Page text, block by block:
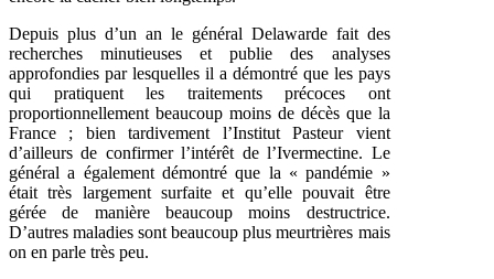
Depuis plus d’un an le général Delawarde fait des
recherches minutieuses et publie des analyses
approfondies par lesquelles il a démontré que les pays
qui pratiquent les traitements précoces ont
proportionnellement beaucoup moins de décès que la
France ; bien tardivement l’Institut Pasteur vient
d’ailleurs de confirmer l’intérêt de l’Ivermectine. Le
général a également démontré que la « pandémie »
était très largement surfaite et qu’elle pouvait être
gérée de manière beaucoup moins destructrice.
D’autres maladies sont beaucoup plus meurtrières mais
on en parle très peu.